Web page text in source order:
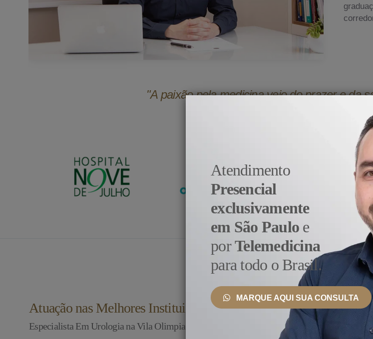
"A paixão pela medicina veio do prazer e da
- Dr. Alexandre Sato
Atuação nas Melhores Instituições do País e Exterior
Especialista Em Urologia na Vila Olimpia
Atendimento
Presencial
exclusivamente
em São Paulo e
porTelemedicina
para todo o Brasil.
MARQUE AQUI SUA CONSULTA